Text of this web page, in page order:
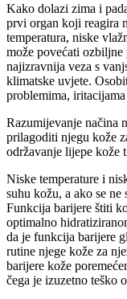
Kako dolazi zima i
prvi organ koji reagira
temperatura, niske
može povećati
najizravnija veza s
klimatske uvjete.
problemima,
Razumijevanje načina
prilagoditi njegu kože
održavanje lijepe kože
Niske temperature i
suhu kožu, a ako se
Funkcija barijere štiti
optimalno
da je funkcija barijere
rutine njege kože za
barijere kože
čega je izuzetno teško